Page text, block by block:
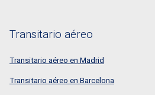
Transitario aéreo
Transitario aéreo en Madrid
Transitario aéreo en Barcelona